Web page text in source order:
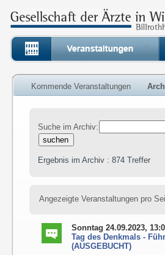
Kommende Veranstaltungen
Suche im Archiv:
Ergebnis im Archiv : 874 Treffer
Angezeigte Veranstaltungen pro
Sonntag 24.09.2023,
Tag des Denkmals -
(AUSGEBUCHT)